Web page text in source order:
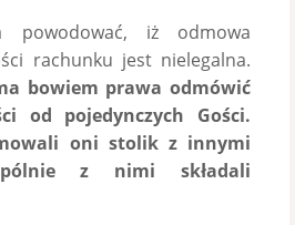
powodować, iż odmowa
rachunku jest nielegalna.
bowiem prawa odmówić
od pojedynczych Gości.
oni stolik z innymi
z nimi składali